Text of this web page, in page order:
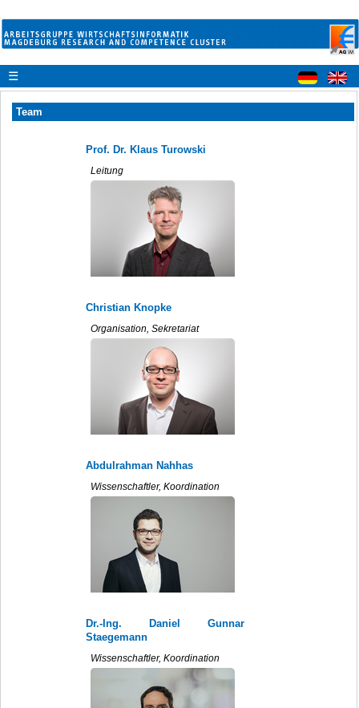
☰
Team
Prof. Dr. Klaus Turowski
Leitung
Christian Knopke
Organisation, Sekretariat
Abdulrahman Nahhas
Wissenschaftler, Koordination
Dr.-Ing. Daniel Gunnar
Staegemann
Wissenschaftler, Koordination